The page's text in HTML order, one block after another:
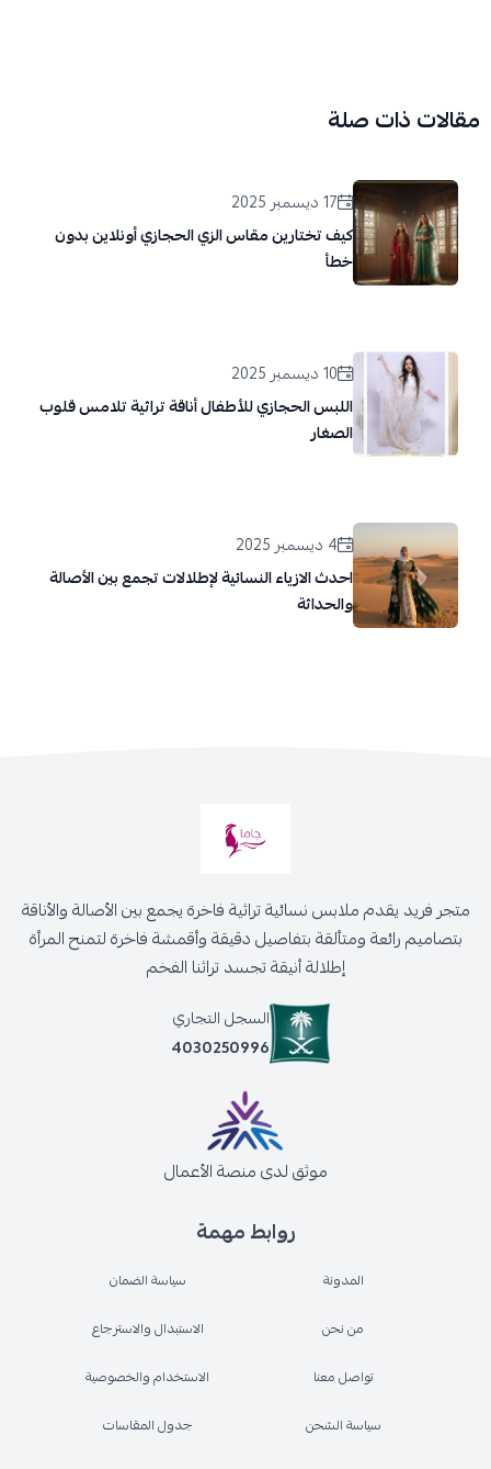
مقالات ذات صلة
17 ديسمبر 2025
كيف تختارين مقاس الزي الحجازي أونلاين بدون
خطأ
10 ديسمبر 2025
اللبس الحجازي للأطفال أناقة تراثية تلامس قلوب
الصغار
4 ديسمبر 2025
احدث الازياء النسائية لإطلالات تجمع بين الأصالة
والحداثة
روابط مهمة
المدونة
من نحن
تواصل معنا
سياسة الشحن
سياسة الضمان
الاستبدال والاسترجاع
الاستخدام والخصوصية
جدول المقاسات
متجر فريد يقدم ملابس نسائية تراثية فاخرة يجمع بين الأصالة والأناقة
بتصاميم رائعة ومتألقة بتفاصيل دقيقة وأقمشة فاخرة لتمنح المرأة
إطلالة أنيقة تجسد تراثنا الفخم
السجل التجاري
4030250996
موثق لدى منصة الأعمال